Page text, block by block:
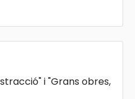
i "Grans obres,